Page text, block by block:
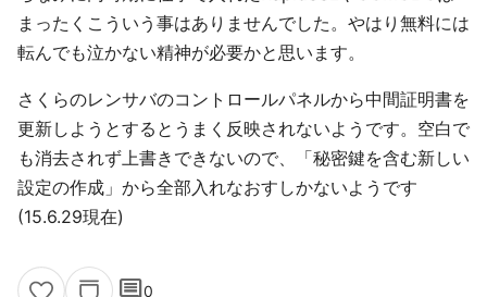
まったくこういう事はありませんでした。やはり無料には
転んでも泣かない精神が必要かと思います。
さくらのレンサバのコントロールパネルから中間証明書を
更新しようとするとうまく反映されないようです。空白で
も消去されず上書きできないので、「秘密鍵を含む新しい
設定の作成」から全部入れなおすしかないようです
(15.6.29現在)
comment0